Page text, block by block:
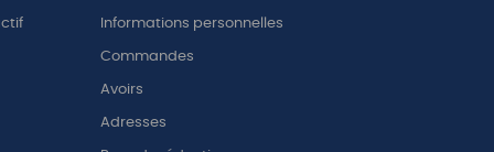
Informations personnelles
Commandes
Avoirs
Adresses